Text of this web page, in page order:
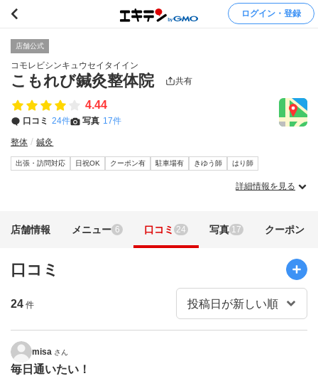
ログイン・登録
店舗公式
コモレビシンキュウセイタイイン
こもれび鍼灸整体院 共有
4.44
口コミ 24件 写真 17件
整体 鍼灸
出張・訪問対応 日祝OK クーポン有 駐車場有 きゆう師 はり師
詳細情報を見る
店舗情報 メニュー 6 口コミ 24 写真 17 クーポン
口コミ
24 件
misa さん
毎日通いたい！